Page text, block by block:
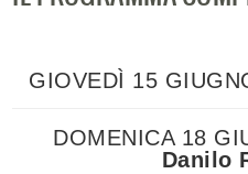
GIOVEDÌ 15
DOMENICA 18
Danilo